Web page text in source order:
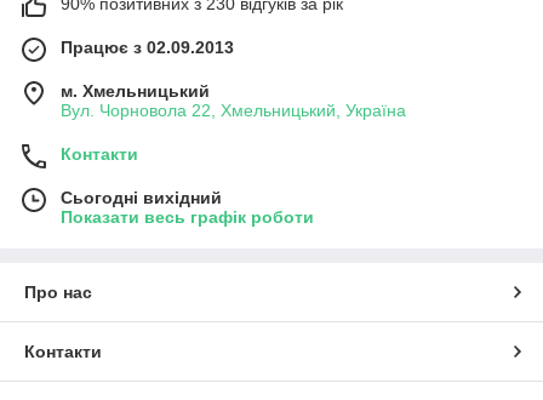
Працює з 02.09.2013
м. Хмельницький
Вул. Чорновола 22, Хмельницький, Україна
Контакти
Сьогодні вихідний
Показати весь графік роботи
Про нас
Контакти